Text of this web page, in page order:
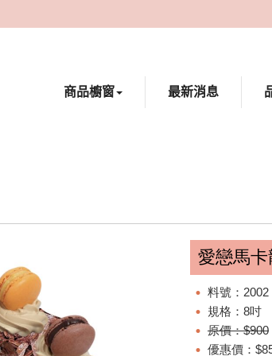
商品櫥窗 最新消息
愛戀馬
料號：2002
規格：8吋
原價：$900
優惠價：